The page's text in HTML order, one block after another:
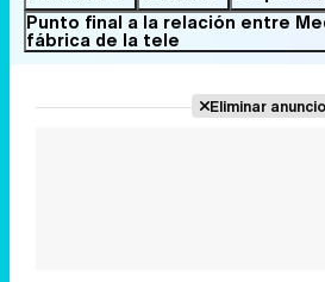
Punto final a la relación entre
fábrica de la tele
Eliminar